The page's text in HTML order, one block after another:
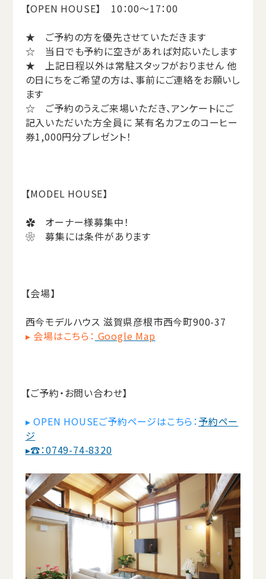
【OPEN HOUSE】 10：00～17：00
★ ご予約の方を優先させていただきます
☆ 当日でも予約に空きがあれば対応いたします
★ 上記日程以外は常駐スタッフがおりません 他
の日にちをご希望の方は、事前にご連絡をお願いし
ます
☆ ご予約のうえご来場いただき、アンケートにご
記入いただいた方全員に 某有名カフェのコーヒー
券1,000円分プレゼント！
【MODEL HOUSE】
✿ オーナー様募集中！
❀ 募集には条件があります
【会場】
西今モデルハウス 滋賀県彦根市西今町900-37
▸ 会場はこちら： Google Map
【ご予約・お問い合わせ】
▸ OPEN HOUSEご予約ページはこちら：予約ペー
ジ
▸☎：0749-74-8320